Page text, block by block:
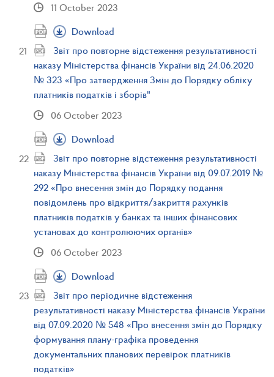
11 October 2023
Download
Звіт про повторне відстеження результативності
наказу Міністерства фінансів України від 24.06.2020
№ 323 «Про затвердження Змін до Порядку обліку
платників податків і зборів"
06 October 2023
Download
Звіт про повторне відстеження результативності
наказу Міністерства фінансів України від 09.07.2019 №
292 «Про внесення змін до Порядку подання
повідомлень про відкриття/закриття рахунків
платників податків у банках та інших фінансових
установах до контролюючих органів»
06 October 2023
Download
Звіт про періодичне відстеження
результативності наказу Міністерства фінансів України
від 07.09.2020 № 548 «Про внесення змін до Порядку
формування плану-графіка проведення
документальних планових перевірок платників
податків»